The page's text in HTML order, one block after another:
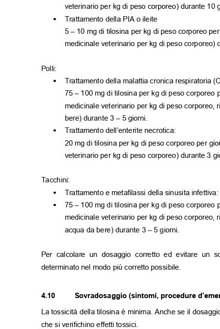
veterinario per kg di peso corporeo) durante
▪ Trattamento della PIA o ileite
5 – 10 mg di tilosina per kg di peso corporeo
medicinale veterinario per kg di peso
Polli:
▪ Trattamento della malattia cronica respiratoria
75– 100 mg di tilosina per kg di peso corporeo
medicinale veterinario per kg di peso
bere) durante 3– 5 giorni.
▪
Trattamento dell’enterite necrotica:
20 mg di tilosina per kg di peso corporeo per
veterinario per kg di peso corporeo) durante 3
Tacchini:
▪
▪
Trattamento e metafilassi della sinusita
75– 100 mg di tilosina per kg di peso corporeo
medicinale veterinario per kg di peso
acqua da bere) durante 3 –5 giorni.
Per calcolare un dosaggio corretto ed evitare un
determinato nel modo più corretto possibile.
4.10 Sovradosaggio (sintomi, procedure
La tossicità della tilosina è minima. Anche se il
che si verifichino effetti tossici.